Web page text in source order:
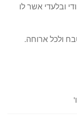
ובלעדי אשר לו
ולכל ארוחה.